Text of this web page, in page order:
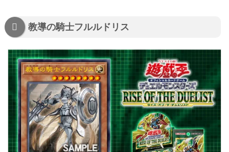
教導の騎士フルルドリス